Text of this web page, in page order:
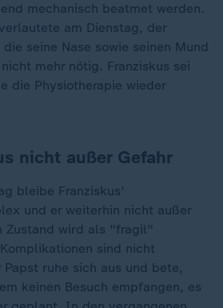
mechanisch beatmet werden.
am Dienstag, der
seine Nase sowie seinen Mund
mehr nötig. Franziskus sei
die Physiotherapie wieder
nicht außer Gefahr
bleibe Franziskus'
und er weiterhin nicht außer
Zustand wird als "fragil"
sind nicht
Papst ruhe sich aus und bete,
keinen Besuch empfangen, es